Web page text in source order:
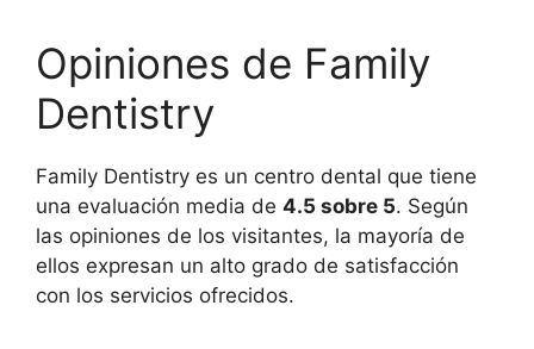
Opiniones de Family
Dentistry
Family Dentistry es un centro dental que tiene
una evaluación media de 4.5 sobre 5. Según
las opiniones de los visitantes, la mayoría de
ellos expresan un alto grado de satisfacción
con los servicios ofrecidos.